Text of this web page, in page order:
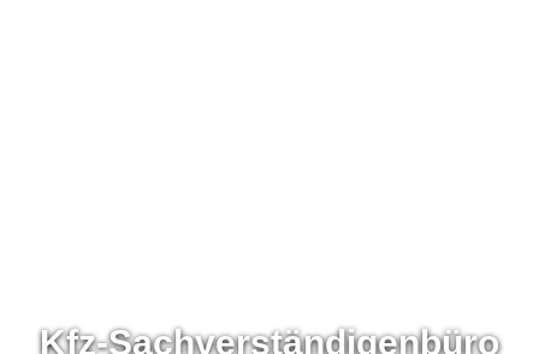
Kfz-Sachverständigenbüro